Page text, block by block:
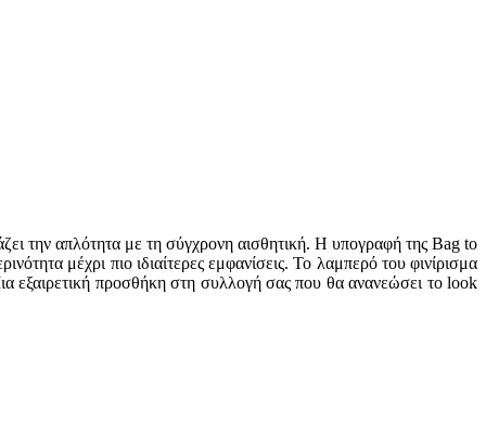
την απλότητα με τη σύγχρονη αισθητική. Η υπογραφή της Bag to
μέχρι πιο ιδιαίτερες εμφανίσεις. Το λαμπερό του φινίρισμα
εξαιρετική προσθήκη στη συλλογή σας που θα ανανεώσει το look